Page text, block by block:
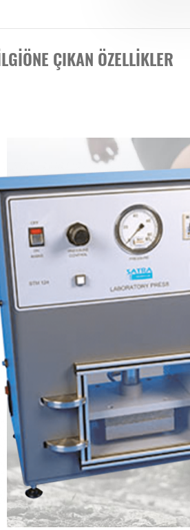
ÖNE ÇIKAN ÖZELLIKLER
Darbe